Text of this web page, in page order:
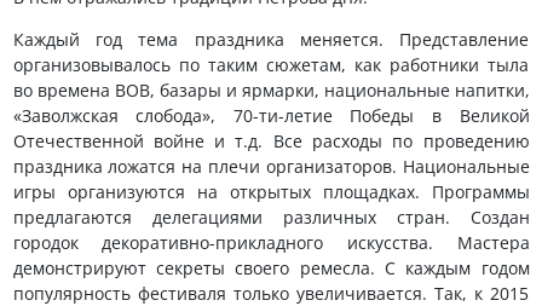
Каждый год тема праздника меняется. Представление
организовывалось по таким сюжетам, как работники тыла
во времена ВОВ, базары и ярмарки, национальные напитки,
«Заволжская слобода», 70-ти-летие Победы в Великой
Отечественной войне и т.д. Все расходы по проведению
праздника ложатся на плечи организаторов. Национальные
игры организуются на открытых площадках. Программы
предлагаются делегациями различных стран. Создан
городок декоративно-прикладного искусства. Мастера
демонстрируют секреты своего ремесла. С каждым годом
популярность фестиваля только увеличивается. Так, к 2015